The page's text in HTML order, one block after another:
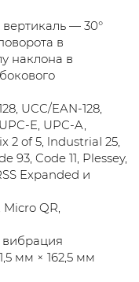
— 30°
в
наклона в
UCC/EAN-128,
E, UPC-A,
2 of 5, lndustriaI 25,
93, Code 11, Plessey,
Expanded и
Micro QR,
мм × 162,5 мм